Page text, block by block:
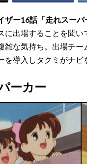
ザー16話「走れスーパ
に出場することを聞
雑な気持ち。出場チ
を導入しタクミがナビ
ーカー